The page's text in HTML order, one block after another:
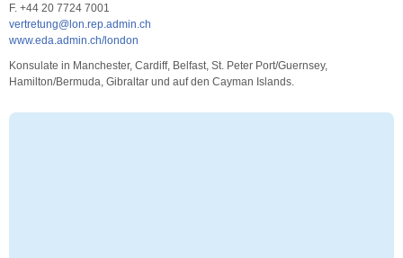
F. +44 20 7724 7001
vertretung@lon.rep.admin.ch
www.eda.admin.ch/london
Konsulate in Manchester, Cardiff, Belfast, St. Peter Port/Guernsey,
Hamilton/Bermuda, Gibraltar und auf den Cayman Islands.